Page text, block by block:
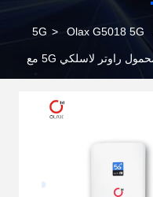
> Olax G5018 5G
مودم CPE WiFi6 مودم لاسلكي WIFI المحمول راوتر لاسلكي 5G مع